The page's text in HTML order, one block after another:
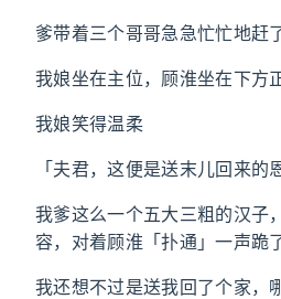
爹带着三个哥哥急急忙忙地赶
我娘坐在主位，顾淮坐在下方
我娘笑得温柔
「夫君，这便是送末儿回来的
我爹这么一个五大三粗的汉子
容，对着顾淮「扑通」一声跪
我还想不过是送我回了个家，